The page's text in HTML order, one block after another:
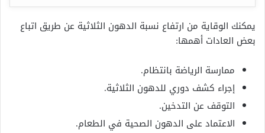
يمكنك الوقاية من ارتفاع نسبة الدهون الثلاثية عن طريق اتباع
بعض العادات أهمها:
ممارسة الرياضة بانتظام.
إجراء كشف دوري للدهون الثلاثية.
التوقف عن التدخين.
الاعتماد على الدهون الصحية في الطعام.